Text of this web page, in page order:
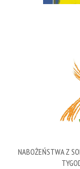
NABOŻEŃSTWA Z